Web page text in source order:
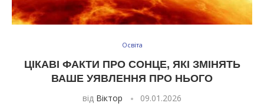
Освіта
ЦІКАВІ ФАКТИ ПРО СОНЦЕ, ЯКІ ЗМІНЯТЬ
ВАШЕ УЯВЛЕННЯ ПРО НЬОГО
від Віктор 09.01.2026